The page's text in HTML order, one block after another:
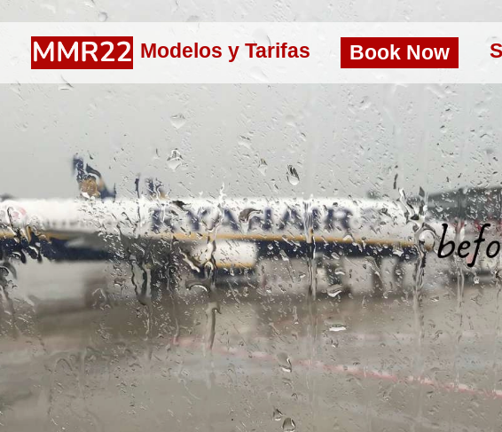
Modelos y Tarifas Book Now